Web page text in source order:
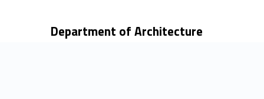
Department of Architecture